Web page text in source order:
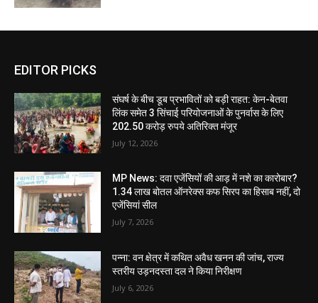
EDITOR PICKS
संघर्ष के बीच डूब प्रभावितों को बड़ी राहत: केन-बेतवा
लिंक समेत 3 सिंचाई परियोजनाओं के पुनर्वास के लिए
202.50 करोड़ रुपये अतिरिक्त मंजूर
July 12, 2026
MP News: दवा एजेंसियों की आड़ में नशे का कारोबार?
1.34 लाख बोतल ऑनरेक्स कफ सिरप का हिसाब नहीं, दो
एजेंसियां सील
July 7, 2026
पन्ना: वन क्षेत्र में कथित अवैध खनन की जांच, राज्य
स्तरीय उड़नदस्ता दल ने किया निरीक्षण
July 6, 2026